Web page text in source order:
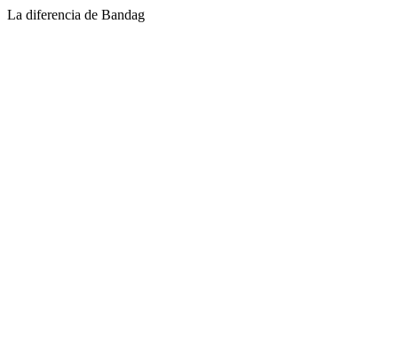
La diferencia de Bandag